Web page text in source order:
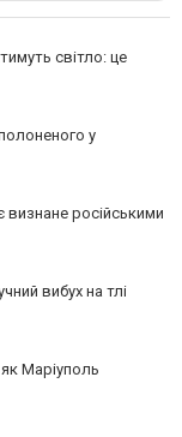
світло: це
у
визнане російськими
вибух на тлі
як Маріуполь